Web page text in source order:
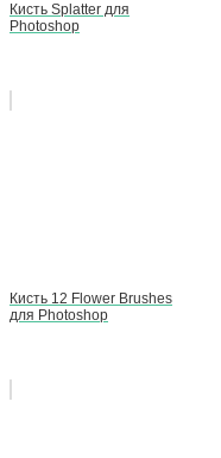
Кисть Splatter для
Photoshop
Кисть 12 Flower Brushes
для Photoshop